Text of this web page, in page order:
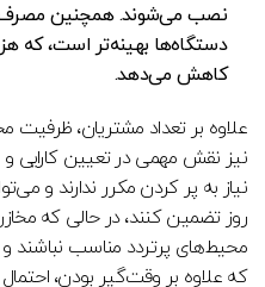
نصب می‌شوند. همچنین مصرف
دستگاه‌ها بهینه‌تر است، که
کاهش می‌دهد.
علاوه بر تعداد مشتریان، ظرفیت
نیز نقش مهمی در تعیین کارایی و
نیاز به پر کردن مکرر ندارند و
روز تضمین کنند، در حالی که
محیط‌های پرتردد مناسب نباشند و
که علاوه بر وقت‌گیر بودن،